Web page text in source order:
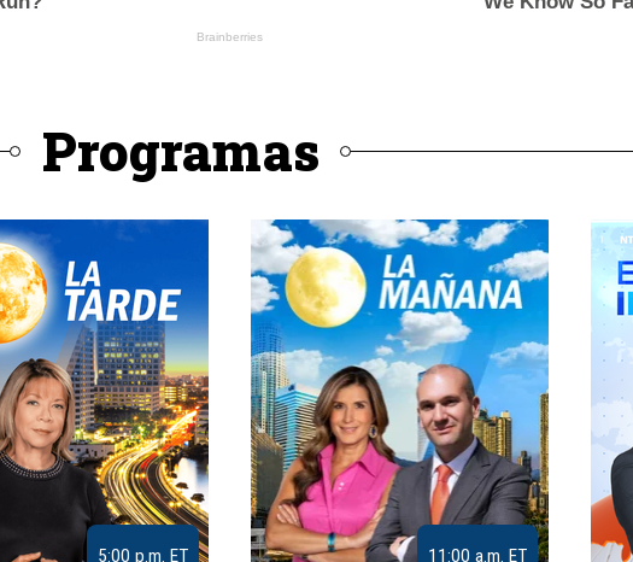
Programas
5:00 p.m. ET 11:00 a.m. ET